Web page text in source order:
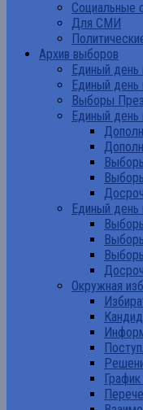
Социальные
Для СМИ
Архив выборов
Единый день
Единый день
Выборы
Единый день
Единый день
Окружная